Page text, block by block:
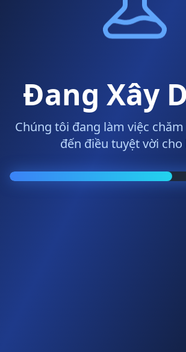
Đang Xây
Chúng tôi đang làm việc
đến điều tuyệt vời cho